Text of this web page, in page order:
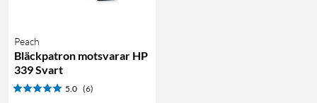
Peach
Bläckpatron motsvarar HP
339 Svart
5.0 (6)